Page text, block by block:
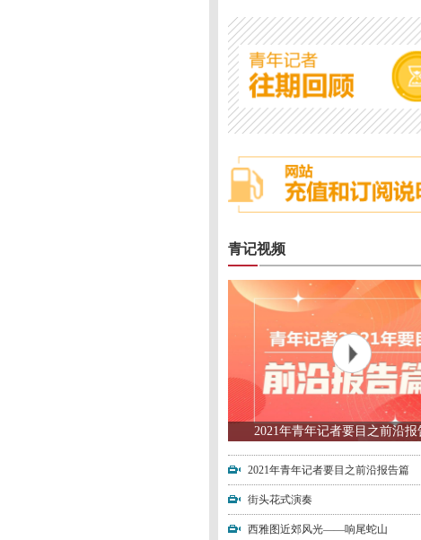
青记视频
2021年青年记者要目之前沿报
2021年青年记者要目之前沿报告篇
街头花式演奏
西雅图近郊风光——响尾蛇山